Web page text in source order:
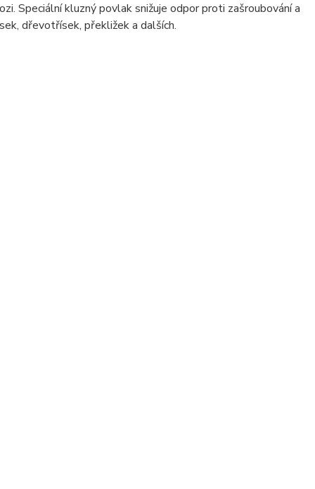
Speciální kluzný povlak snižuje odpor proti zašroubování a
dřevotřísek, překližek a dalších.